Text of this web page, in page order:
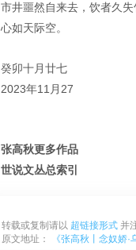
市井噩然自来去，饮者久失
心如天际空。
癸卯十月廿七
2023年11月27
张高秋更多作品
世说文丛总索引
转载或复制请以 超链接形式 并
原文地址：
《张高秋丨念奴娇·